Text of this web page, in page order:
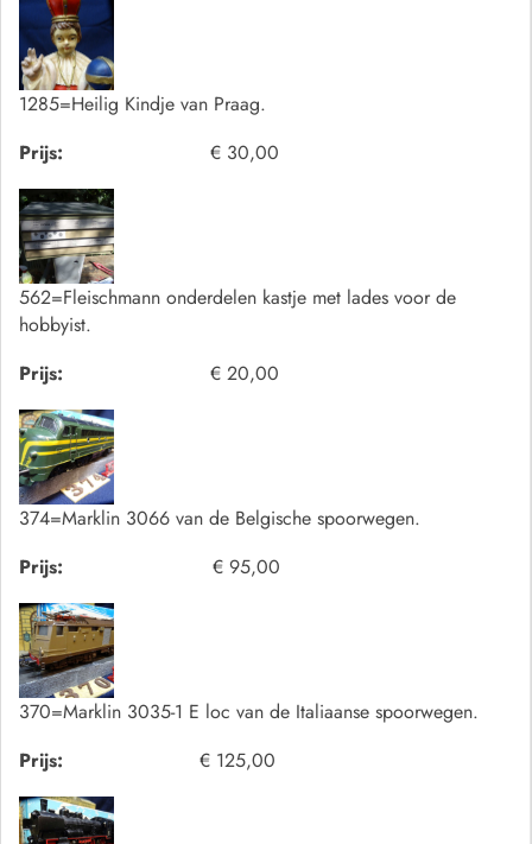
1285=Heilig Kindje van Praag.
Prijs:
€ 30,00
562=Fleischmann onderdelen kastje met lades voor de
hobbyist.
Prijs:
€ 20,00
374=Marklin 3066 van de Belgische spoorwegen.
Prijs:
€ 95,00
370=Marklin 3035-1 E loc van de Italiaanse spoorwegen.
Prijs:
€ 125,00